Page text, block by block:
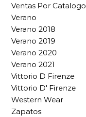
Ventas Por Catalogo
Verano
Verano 2018
Verano 2019
Verano 2020
Verano 2021
Vittorio D Firenze
Vittorio D' Firenze
Western Wear
Zapatos